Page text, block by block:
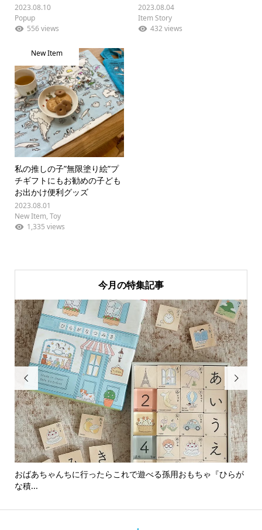
2023.08.10
Popup
556 views
2023.08.04
Item Story
432 views
New Item
私の推しの子”無限塗り絵”プ
チギフトにもお勧めの子ども
お出かけ便利グッズ
2023.08.01
New Item, Toy
1,335 views
今月の特集記事

おばあちゃんちに行ったらこれで遊べる孫用おもちゃ『ひらが
な積...
